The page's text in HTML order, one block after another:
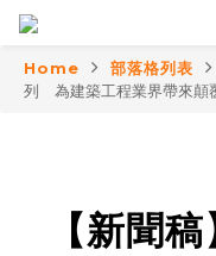
Home 部落格列表
列 為建築工程業界帶來顛
【新聞